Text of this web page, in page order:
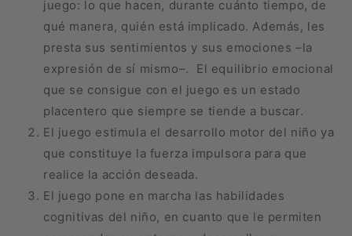
juego: lo que hacen, durante cuánto tiempo, de
qué manera, quién está implicado. Además, les
presta sus sentimientos y sus emociones –la
expresión de sí mismo–. El equilibrio emocional
que se consigue con el juego es un estado
placentero que siempre se tiende a buscar.
El juego estimula el desarrollo motor del niño ya
que constituye la fuerza impulsora para que
realice la acción deseada.
El juego pone en marcha las habilidades
cognitivas del niño, en cuanto que le permiten